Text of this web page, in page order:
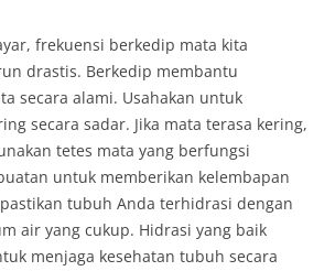
frekuensi berkedip mata kita
drastis. Berkedip membantu
secara alami. Usahakan untuk
secara sadar. Jika mata terasa kering,
tetes mata yang berfungsi
untuk memberikan kelembapan
tubuh Anda terhidrasi dengan
air yang cukup. Hidrasi yang baik
menjaga kesehatan tubuh secara